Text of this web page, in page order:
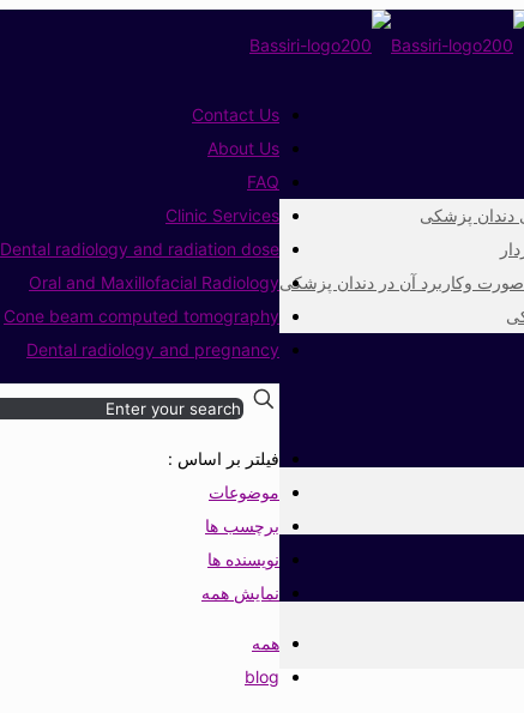
دندان پزشکی
وکاربرد آن در دندان پزشکی
Contact Us
About Us
FAQ
Clinic Services
Dental radiology and radiation dose
Oral and Maxillofacial Radiology
Cone beam computed tomography
Dental radiology and pregnancy
فیلتر بر اساس :
موضوعات
برچسب ها
نویسنده ها
نمایش همه
همه
blog